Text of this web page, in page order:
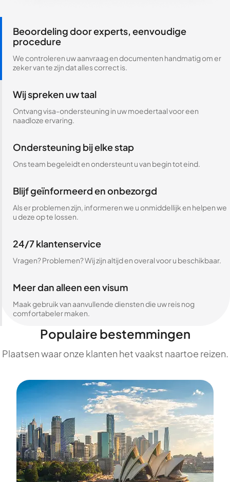
Beoordeling door experts, eenvoudige
procedure
We controleren uw aanvraag en documenten handmatig om er
zeker van te zijn dat alles correct is.
Wij spreken uw taal
Ontvang visa-ondersteuning in uw moedertaal voor een
naadloze ervaring.
Ondersteuning bij elke stap
Ons team begeleidt en ondersteunt u van begin tot eind.
Blijf geïnformeerd en onbezorgd
Als er problemen zijn, informeren we u onmiddellijk en helpen we
u deze op te lossen.
24/7 klantenservice
Vragen? Problemen? Wij zijn altijd en overal voor u beschikbaar.
Meer dan alleen een visum
Maak gebruik van aanvullende diensten die uw reis nog
comfortabeler maken.
Populaire bestemmingen
Plaatsen waar onze klanten het vaakst naartoe reizen.